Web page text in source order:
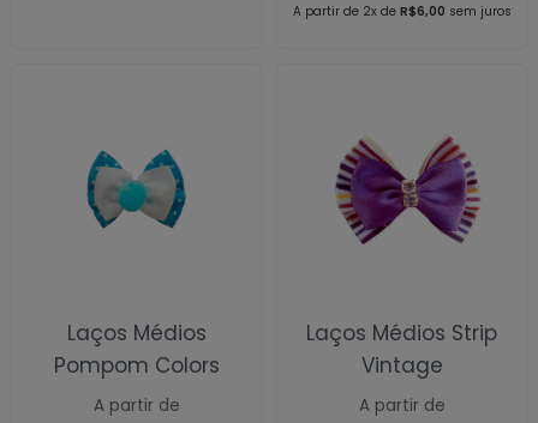
A partir de 2x de R$6,00 sem juros
Laços Médios
Pompom Colors
A partir de
Laços Médios Strip
Vintage
A partir de